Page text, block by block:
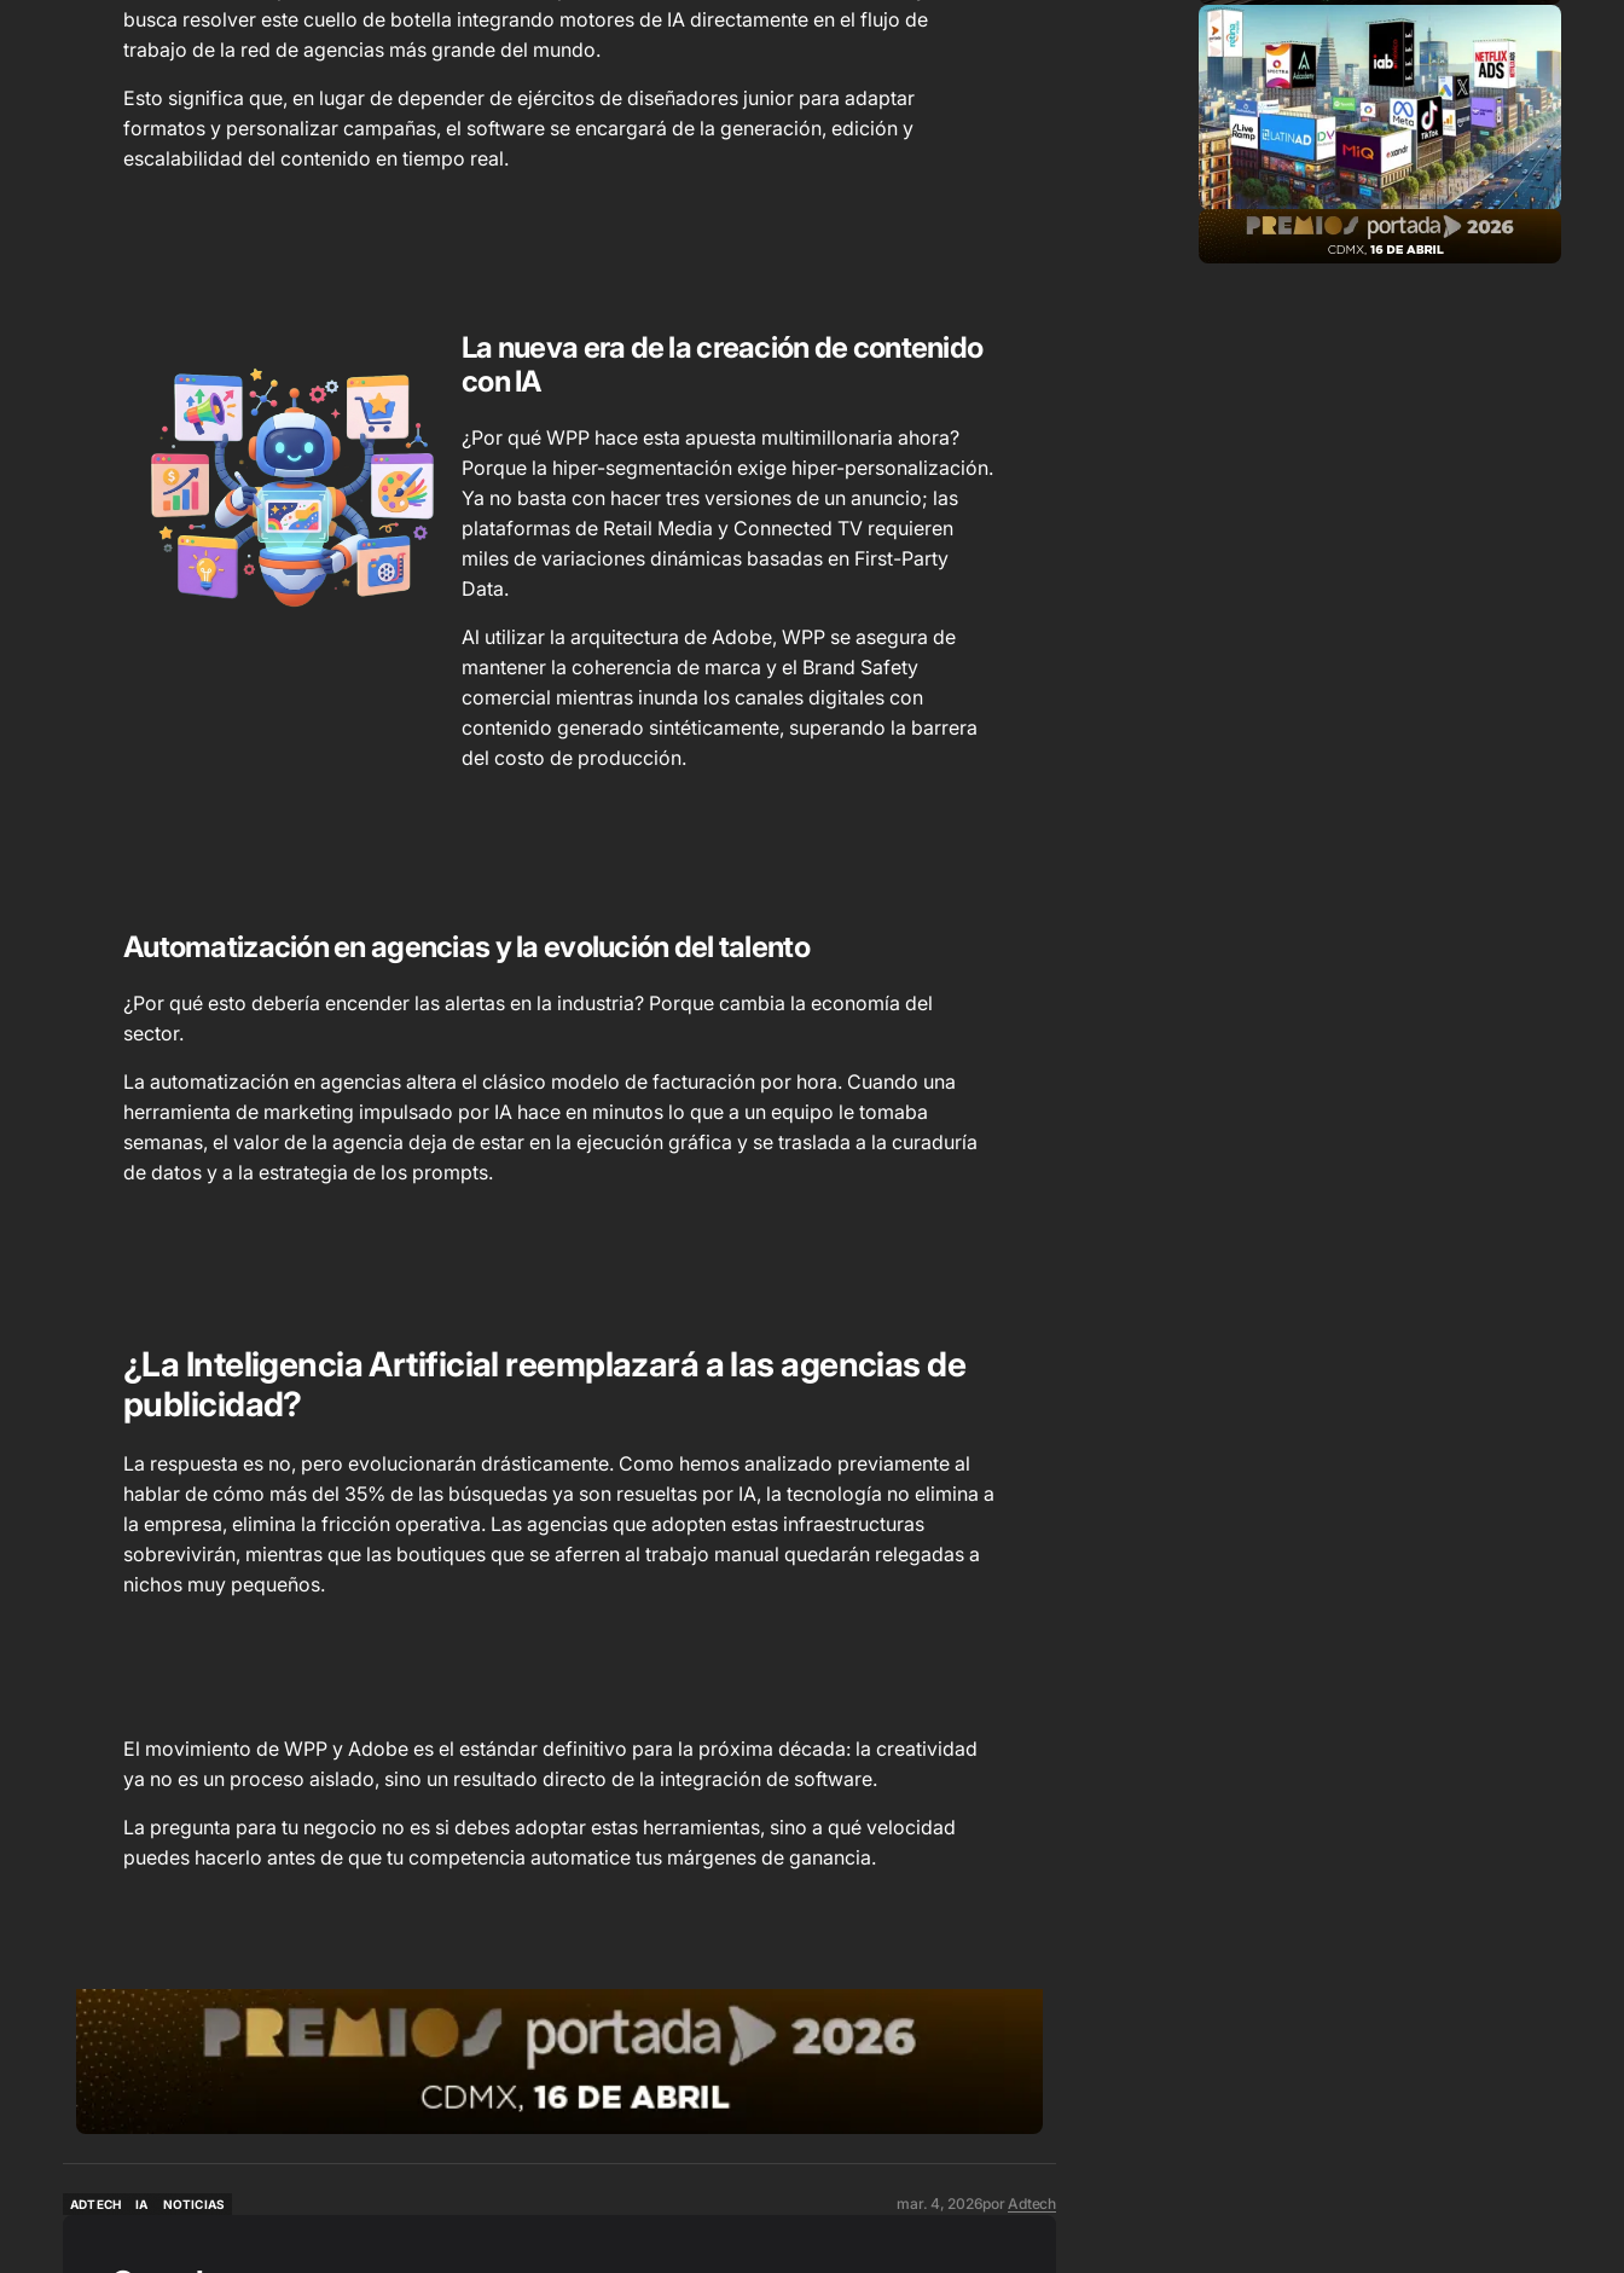
busca resolver este cuello de botella integrando motores de IA directamente en el flujo de
trabajo de la red de agencias más grande del mundo.
Esto significa que, en lugar de depender de ejércitos de diseñadores junior para adaptar
formatos y personalizar campañas, el software se encargará de la generación, edición y
escalabilidad del contenido en tiempo real.
La nueva era de la creación de contenido
con IA
¿Por qué WPP hace esta apuesta multimillonaria ahora?
Porque la hiper-segmentación exige hiper-personalización.
Ya no basta con hacer tres versiones de un anuncio; las
plataformas de Retail Media y Connected TV requieren
miles de variaciones dinámicas basadas en First-Party
Data.
Al utilizar la arquitectura de Adobe, WPP se asegura de
mantener la coherencia de marca y el Brand Safety
comercial mientras inunda los canales digitales con
contenido generado sintéticamente, superando la barrera
del costo de producción.
Automatización en agencias y la evolución del talento
¿Por qué esto debería encender las alertas en la industria? Porque cambia la economía del
sector.
La automatización en agencias altera el clásico modelo de facturación por hora. Cuando una
herramienta de marketing impulsado por IA hace en minutos lo que a un equipo le tomaba
semanas, el valor de la agencia deja de estar en la ejecución gráfica y se traslada a la curaduría
de datos y a la estrategia de los prompts.
¿La Inteligencia Artificial reemplazará a las agencias de
publicidad?
La respuesta es no, pero evolucionarán drásticamente. Como hemos analizado previamente al
hablar de cómo más del 35% de las búsquedas ya son resueltas por IA, la tecnología no elimina a
la empresa, elimina la fricción operativa. Las agencias que adopten estas infraestructuras
sobrevivirán, mientras que las boutiques que se aferren al trabajo manual quedarán relegadas a
nichos muy pequeños.
El movimiento de WPP y Adobe es el estándar definitivo para la próxima década: la creatividad
ya no es un proceso aislado, sino un resultado directo de la integración de software.
La pregunta para tu negocio no es si debes adoptar estas herramientas, sino a qué velocidad
puedes hacerlo antes de que tu competencia automatice tus márgenes de ganancia.
ADTECH
IA
NOTICIAS
mar. 4, 2026por Adtech